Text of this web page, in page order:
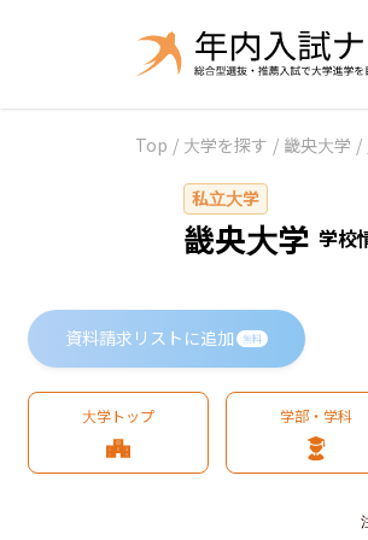
Top / 大学を探す / 畿央大学 /
私立大学
畿央大学 学校
資料請求リストに追加 無料
大学トップ 学部・学科